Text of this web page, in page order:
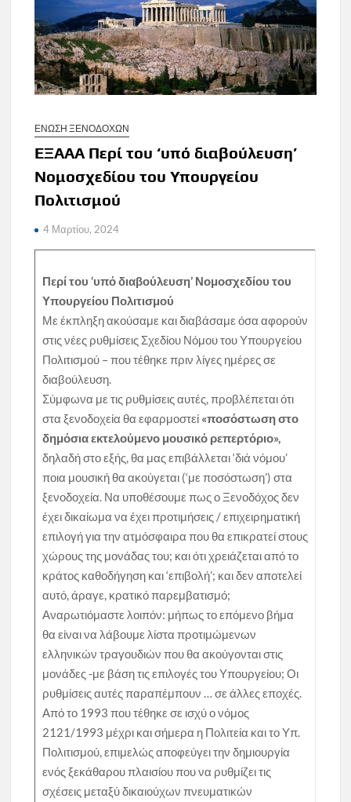
ΕΝΩΣΗ ΞΕΝΟΔΟΧΩΝ
ΕΞΑΑΑ Περί του ‘υπό διαβούλευση’
Νομοσχεδίου του Υπουργείου
Πολιτισμού
4 Μαρτίου, 2024
Περί του ‘υπό διαβούλευση’ Νομοσχεδίου του
Υπουργείου Πολιτισμού
Με έκπληξη ακούσαμε και διαβάσαμε όσα αφορούν
στις νέες ρυθμίσεις Σχεδίου Νόμου του Υπουργείου
Πολιτισμού – που τέθηκε πριν λίγες ημέρες σε
διαβούλευση.
Σύμφωνα με τις ρυθμίσεις αυτές, προβλέπεται ότι
στα ξενοδοχεία θα εφαρμοστεί «ποσόστωση στο
δημόσια εκτελούμενο μουσικό ρεπερτόριο»,
δηλαδή στο εξής, θα μας επιβάλλεται ‘διά νόμου’
ποια μουσική θα ακούγεται (‘με ποσόστωση’) στα
ξενοδοχεία. Να υποθέσουμε πως ο Ξενοδόχος δεν
έχει δικαίωμα να έχει προτιμήσεις / επιχειρηματική
επιλογή για την ατμόσφαιρα που θα επικρατεί στους
χώρους της μονάδας του; και ότι χρειάζεται από το
κράτος καθοδήγηση και ‘επιβολή’; και δεν αποτελεί
αυτό, άραγε, κρατικό παρεμβατισμό;
Αναρωτιόμαστε λοιπόν: μήπως το επόμενο βήμα
θα είναι να λάβουμε λίστα προτιμώμενων
ελληνικών τραγουδιών που θα ακούγονται στις
μονάδες -με βάση τις επιλογές του Υπουργείου; Οι
ρυθμίσεις αυτές παραπέμπουν … σε άλλες εποχές.
Από το 1993 που τέθηκε σε ισχύ ο νόμος
2121/1993 μέχρι και σήμερα η Πολιτεία και το Υπ.
Πολιτισμού, επιμελώς αποφεύγει την δημιουργία
ενός ξεκάθαρου πλαισίου που να ρυθμίζει τις
σχέσεις μεταξύ δικαιούχων πνευματικών